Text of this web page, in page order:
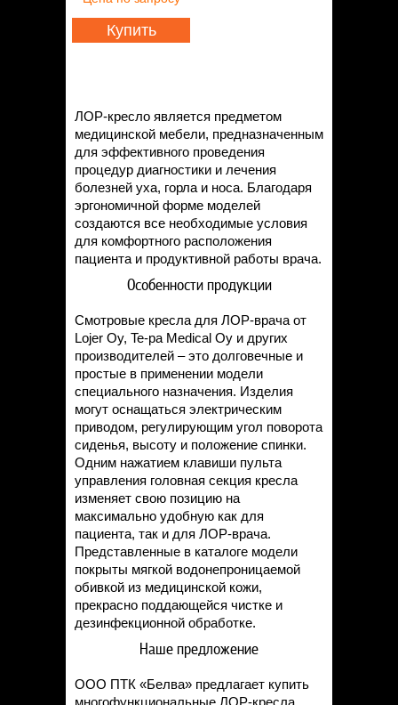
Статьи
Контакты
Купить
ЛОР-кресло является предметом
медицинской мебели, предназначенным
для эффективного проведения
процедур диагностики и лечения
болезней уха, горла и носа. Благодаря
эргономичной форме моделей
создаются все необходимые условия
для комфортного расположения
пациента и продуктивной работы врача.
Особенности продукции
Смотровые кресла для ЛОР-врача от
Lojer Oy, Te-pa Medical Oy и других
производителей – это долговечные и
простые в применении модели
специального назначения. Изделия
могут оснащаться электрическим
приводом, регулирующим угол поворота
сиденья, высоту и положение спинки.
Одним нажатием клавиши пульта
управления головная секция кресла
изменяет свою позицию на
максимально удобную как для
пациента, так и для ЛОР-врача.
Представленные в каталоге модели
покрыты мягкой водонепроницаемой
обивкой из медицинской кожи,
прекрасно поддающейся чистке и
дезинфекционной обработке.
Наше предложение
ООО ПТК «Белва» предлагает купить
многофункциональные ЛОР-кресла,